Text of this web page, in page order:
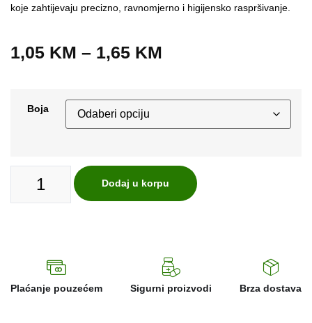
koje zahtijevaju precizno, ravnomjerno i higijensko raspršivanje.
1,05 KM – 1,65 KM
Boja
Dodaj u korpu
Plaćanje pouzećem Sigurni proizvodi Brza dostava